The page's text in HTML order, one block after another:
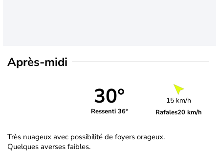
Après-midi
30°
Ressenti 36°
15 km/h
Rafales20 km/h
Très nuageux avec possibilité de foyers orageux.
Quelques averses faibles.